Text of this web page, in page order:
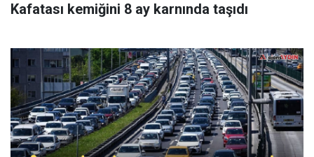
Kafatası kemiğini 8 ay karnında taşıdı